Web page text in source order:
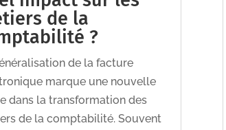
de la
?
de la facture
marque une nouvelle
dans la transformation des
de la comptabilité. Souvent